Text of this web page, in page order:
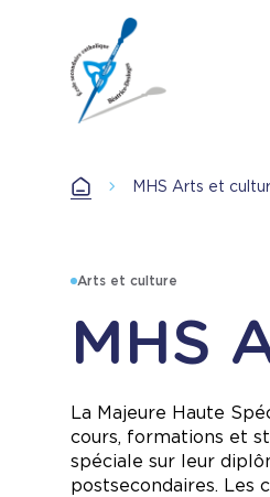
principal
AccueilMHS Arts et
Arts et culture
MHS
La Majeure Haute
cours, formations et
spéciale sur leur
postsecondaires. Les